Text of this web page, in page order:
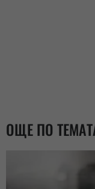
ОЩЕ ПО